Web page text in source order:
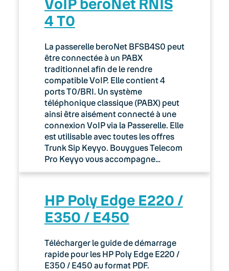
4 T0
La passerelle beroNet BFSB4S0 peut
être connectée à un PABX
traditionnel afin de le rendre
compatible VoIP. Elle contient 4
ports T0/BRI. Un système
téléphonique classique (PABX) peut
ainsi être aisément connecté à une
connexion VoIP via la Passerelle. Elle
est utilisable avec toutes les offres
Trunk Sip Keyyo. Bouygues Telecom
Pro Keyyo vous accompagne…
HP Poly Edge E220 /
E350 / E450
Télécharger le guide de démarrage
rapide pour les HP Poly Edge E220 /
E350 / E450 au format PDF.